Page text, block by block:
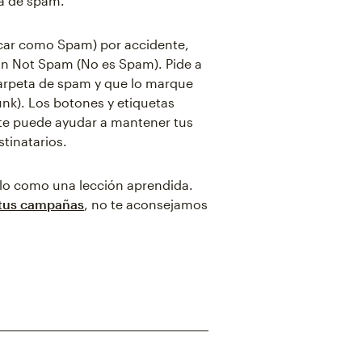
como Spam) por accidente,
Spam (No es Spam). Pide a
de spam y que lo marque
Los botones y etiquetas
puede ayudar a mantener tus
como una lección aprendida.
campañas, no te aconsejamos